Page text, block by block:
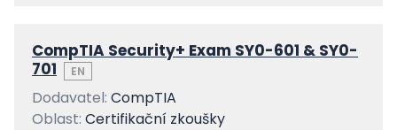
CompTIA Security+ Exam SY0-601 & SY0-
701
EN
Dodavatel: CompTIA
Oblast: Certifikační zkoušky